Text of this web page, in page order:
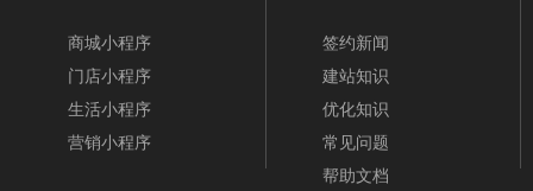
商城小程序
门店小程序
生活小程序
营销小程序
签约新闻
建站知识
优化知识
常见问题
帮助文档